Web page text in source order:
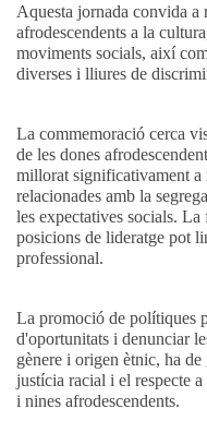
Aquesta jornada convida a
afrodescendents a la
moviments socials, així
diverses i lliures de
La commemoració cerca
de les dones
millorat significativament a
relacionades amb la
les expectatives socials. La
posicions de lideratge pot
professional.
La promoció de polítiques
d'oportunitats i denunciar
gènere i origen ètnic, ha
justícia racial i el respecte
i nines afrodescendents.